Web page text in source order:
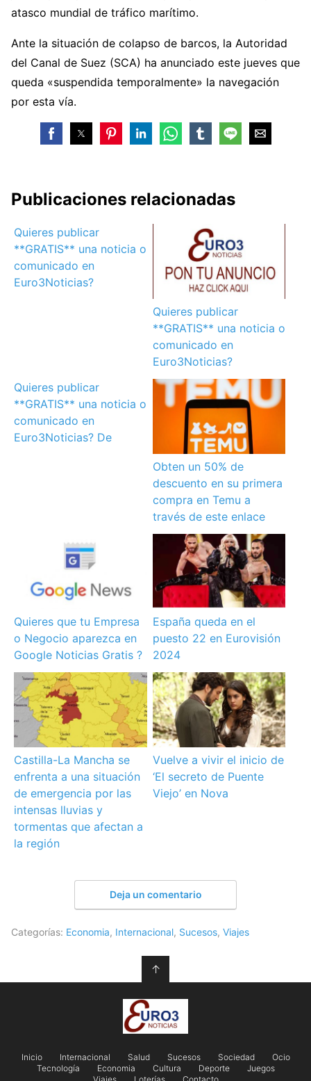
atasco mundial de tráfico marítimo.
Ante la situación de colapso de barcos, la Autoridad
del Canal de Suez (SCA) ha anunciado este jueves que
queda «suspendida temporalmente» la navegación
por esta vía.
Publicaciones relacionadas
Quieres publicar
**GRATIS** una noticia o
comunicado en
Euro3Noticias?
Quieres publicar
**GRATIS** una noticia o
comunicado en
Euro3Noticias?
Quieres publicar
**GRATIS** una noticia o
comunicado en
Euro3Noticias? De
Obten un 50% de
descuento en su primera
compra en Temu a
través de este enlace
Quieres que tu Empresa
o Negocio aparezca en
Google Noticias Gratis ?
España queda en el
puesto 22 en Eurovisión
2024
Castilla-La Mancha se
enfrenta a una situación
de emergencia por las
intensas lluvias y
tormentas que afectan a
la región
Vuelve a vivir el inicio de
‘El secreto de Puente
Viejo’ en Nova
Deja un comentario
Categorías: Economia, Internacional, Sucesos, Viajes
↑
Inicio Internacional Salud Sucesos Sociedad
Ocio
Tecnología
Economia Cultura Deporte
Juegos